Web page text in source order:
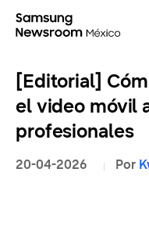
[Editorial]
el video móvil
profesionales
20-04-2026 Por